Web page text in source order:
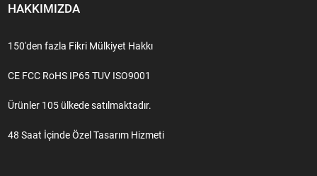
HAKKIMIZDA
150'den fazla Fikri Mülkiyet Hakkı
CE FCC RoHS IP65 TUV ISO9001
Ürünler 105 ülkede satılmaktadır.
48 Saat İçinde Özel Tasarım Hizmeti